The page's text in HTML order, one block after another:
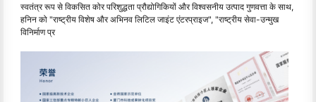
स्वतंत्र रूप से विकसित कोर परिशुद्धता प्रौद्योगिकियों और विश्वसनीय उत्पाद गुणवत्ता के साथ,
हनिन को "राष्ट्रीय विशेष और अभिनव लिटिल जाइंट एंटरप्राइज", "राष्ट्रीय सेवा-उन्मुख
विनिर्माण प्र